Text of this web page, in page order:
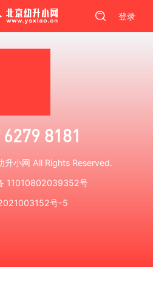
登录
6279 8181
升小网 All Rights Reserved.
11010802039352号
号-5